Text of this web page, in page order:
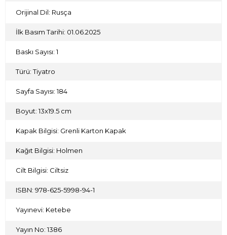
Orijinal Dil: Rusça
İlk Basım Tarihi: 01.06.2025
Baskı Sayısı: 1
Türü: Tiyatro
Sayfa Sayısı: 184
Boyut: 13x19.5 cm
Kapak Bilgisi: Grenli Karton Kapak
Kağıt Bilgisi: Holmen
Cilt Bilgisi: Ciltsiz
ISBN: 978-625-5998-94-1
Yayınevi: Ketebe
Yayın No: 1386